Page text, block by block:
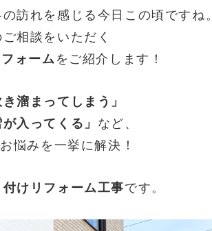
訪れを感じる今日この頃ですね。
相談をいただく
ォームをご紹介します！
溜まってしまう」
入ってくる」 など、
悩みを一挙に解決！
けリフォーム工事です。